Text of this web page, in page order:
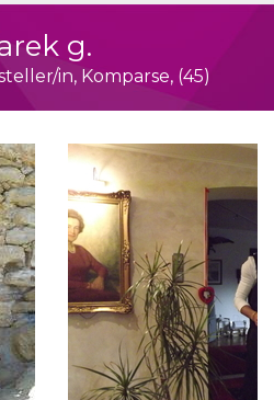
g.
in, Komparse, (45)